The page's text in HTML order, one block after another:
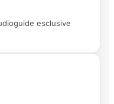
esclusive